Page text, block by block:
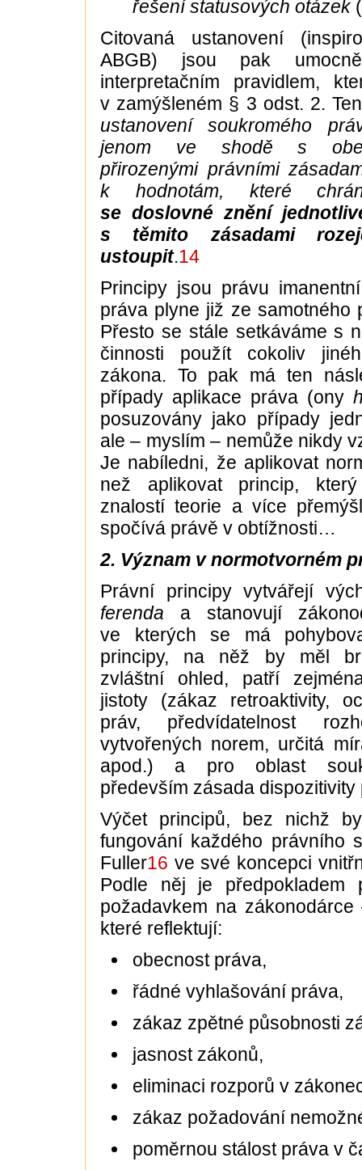
řešení statusových otázek
Citovaná ustanovení
ABGB) jsou pak
interpretačním pravidlem,
v zamýšleném § 3 odst. 2.
ustanovení soukromého
jenom ve shodě s
přirozenými právními
k hodnotám, které
se doslovné znění
s těmito zásadami
ustoupit.14
Principy jsou právu
práva plyne již ze samotného
Přesto se stále setkáváme s
činnosti použít cokoliv
zákona. To pak má ten
případy aplikace práva (ony
posuzovány jako případy
ale – myslím – nemůže nikdy
Je nabíledni, že aplikovat
než aplikovat princip,
znalostí teorie a více
spočívá právě v obtížnosti…
2. Význam v normotvorném
Právní principy vytvářejí
ferenda a stanovují
ve kterých se má
principy, na něž by měl
zvláštní ohled, patří
jistoty (zákaz retroaktivity,
práv, předvídatelnost
vytvořených norem, určitá
apod.) a pro oblast
především zásada dispozitivity
Výčet principů, bez nichž
fungování každého právního
Fuller16 ve své koncepci
Podle něj je
požadavkem na
které reflektují:
obecnost práva,
řádné vyhlašování práva,
zákaz zpětné působnosti
jasnost zákonů,
eliminaci rozporů v
zákaz požadování
poměrnou stálost práva v